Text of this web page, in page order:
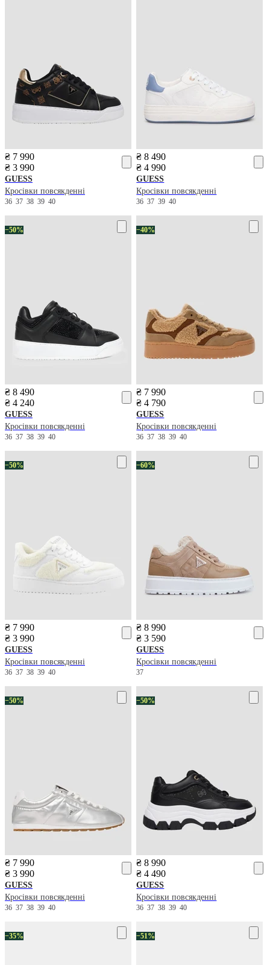
₴ 7 990
₴ 3 990
GUESS
Кросівки повсякденні
36 37 38 39 40
₴ 8 490
₴ 4 990
GUESS
Кросівки повсякденні
36373940
−50%
₴ 8 490
₴ 4 240
GUESS
Кросівки повсякденні
36 37 38 39 40
−40%
₴ 7 990
₴ 4 790
GUESS
Кросівки повсякденні
3637383940
−50%
₴ 7 990
₴ 3 990
GUESS
Кросівки повсякденні
36 37 38 39 40
−60%
₴ 8 990
₴ 3 590
GUESS
Кросівки повсякденні
37
−50%
₴ 7 990
₴ 3 990
GUESS
Кросівки повсякденні
36 37 38 39 40
−50%
₴ 8 990
₴ 4 490
GUESS
Кросівки повсякденні
3637383940
−35% −51%